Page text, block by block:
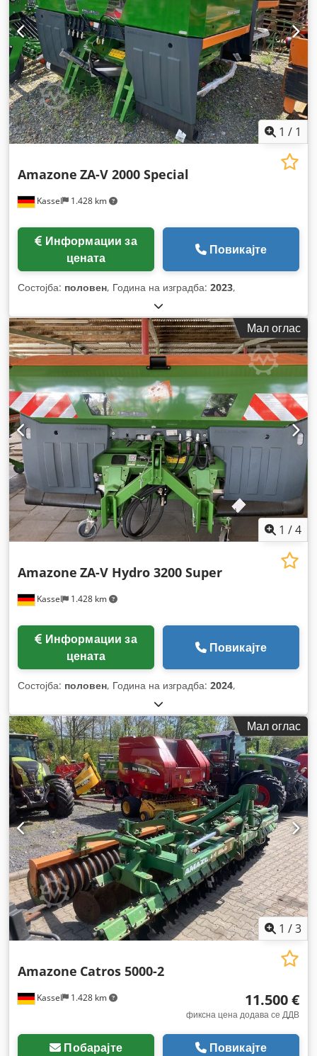
1 / 1
Kassel 1.428 km
Amazone ZA-V 2000 Special
цената
Повикајте
Состојба: половен, Година на изградба: 2023,
Мал оглас
1 /4
Kassel 1.428 km
Amazone ZA-V Hydro 3200 Super
цената
Повикајте
Состојба: половен, Година на изградба: 2024,
Мал оглас
1 /3
Kassel 1.428 km
Amazone Catros 5000-2
11.500 €
фиксна цена додава се ДДВ
Побарајте Повикајте